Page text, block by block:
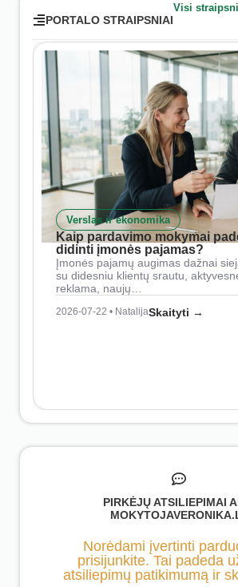
PORTALO STRAIPSNIAI
Visi
Verslas ir ekonomika
Kaip pardavimo mokymai
didinti įmonės pajamas?
Įmonės pajamų augimas dažnai
su didesniu klientų srautu,
reklama, naujų…
2026-07-22 • NatalijaSkaityti →
PIRKĖJŲ ATSILIEPIMAI
Norėdami įvertinti
prisijunkite. Tai padeda
atsiliepimų patikimumą ir